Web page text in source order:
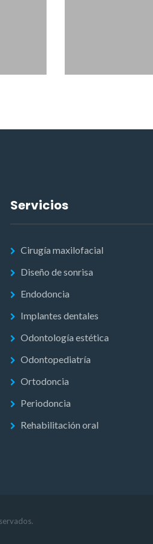
Servicios
Cirugía maxilofacial
Diseño de sonrisa
Endodoncia
Implantes dentales
Odontología estética
Odontopediatría
Ortodoncia
Periodoncia
Rehabilitación oral